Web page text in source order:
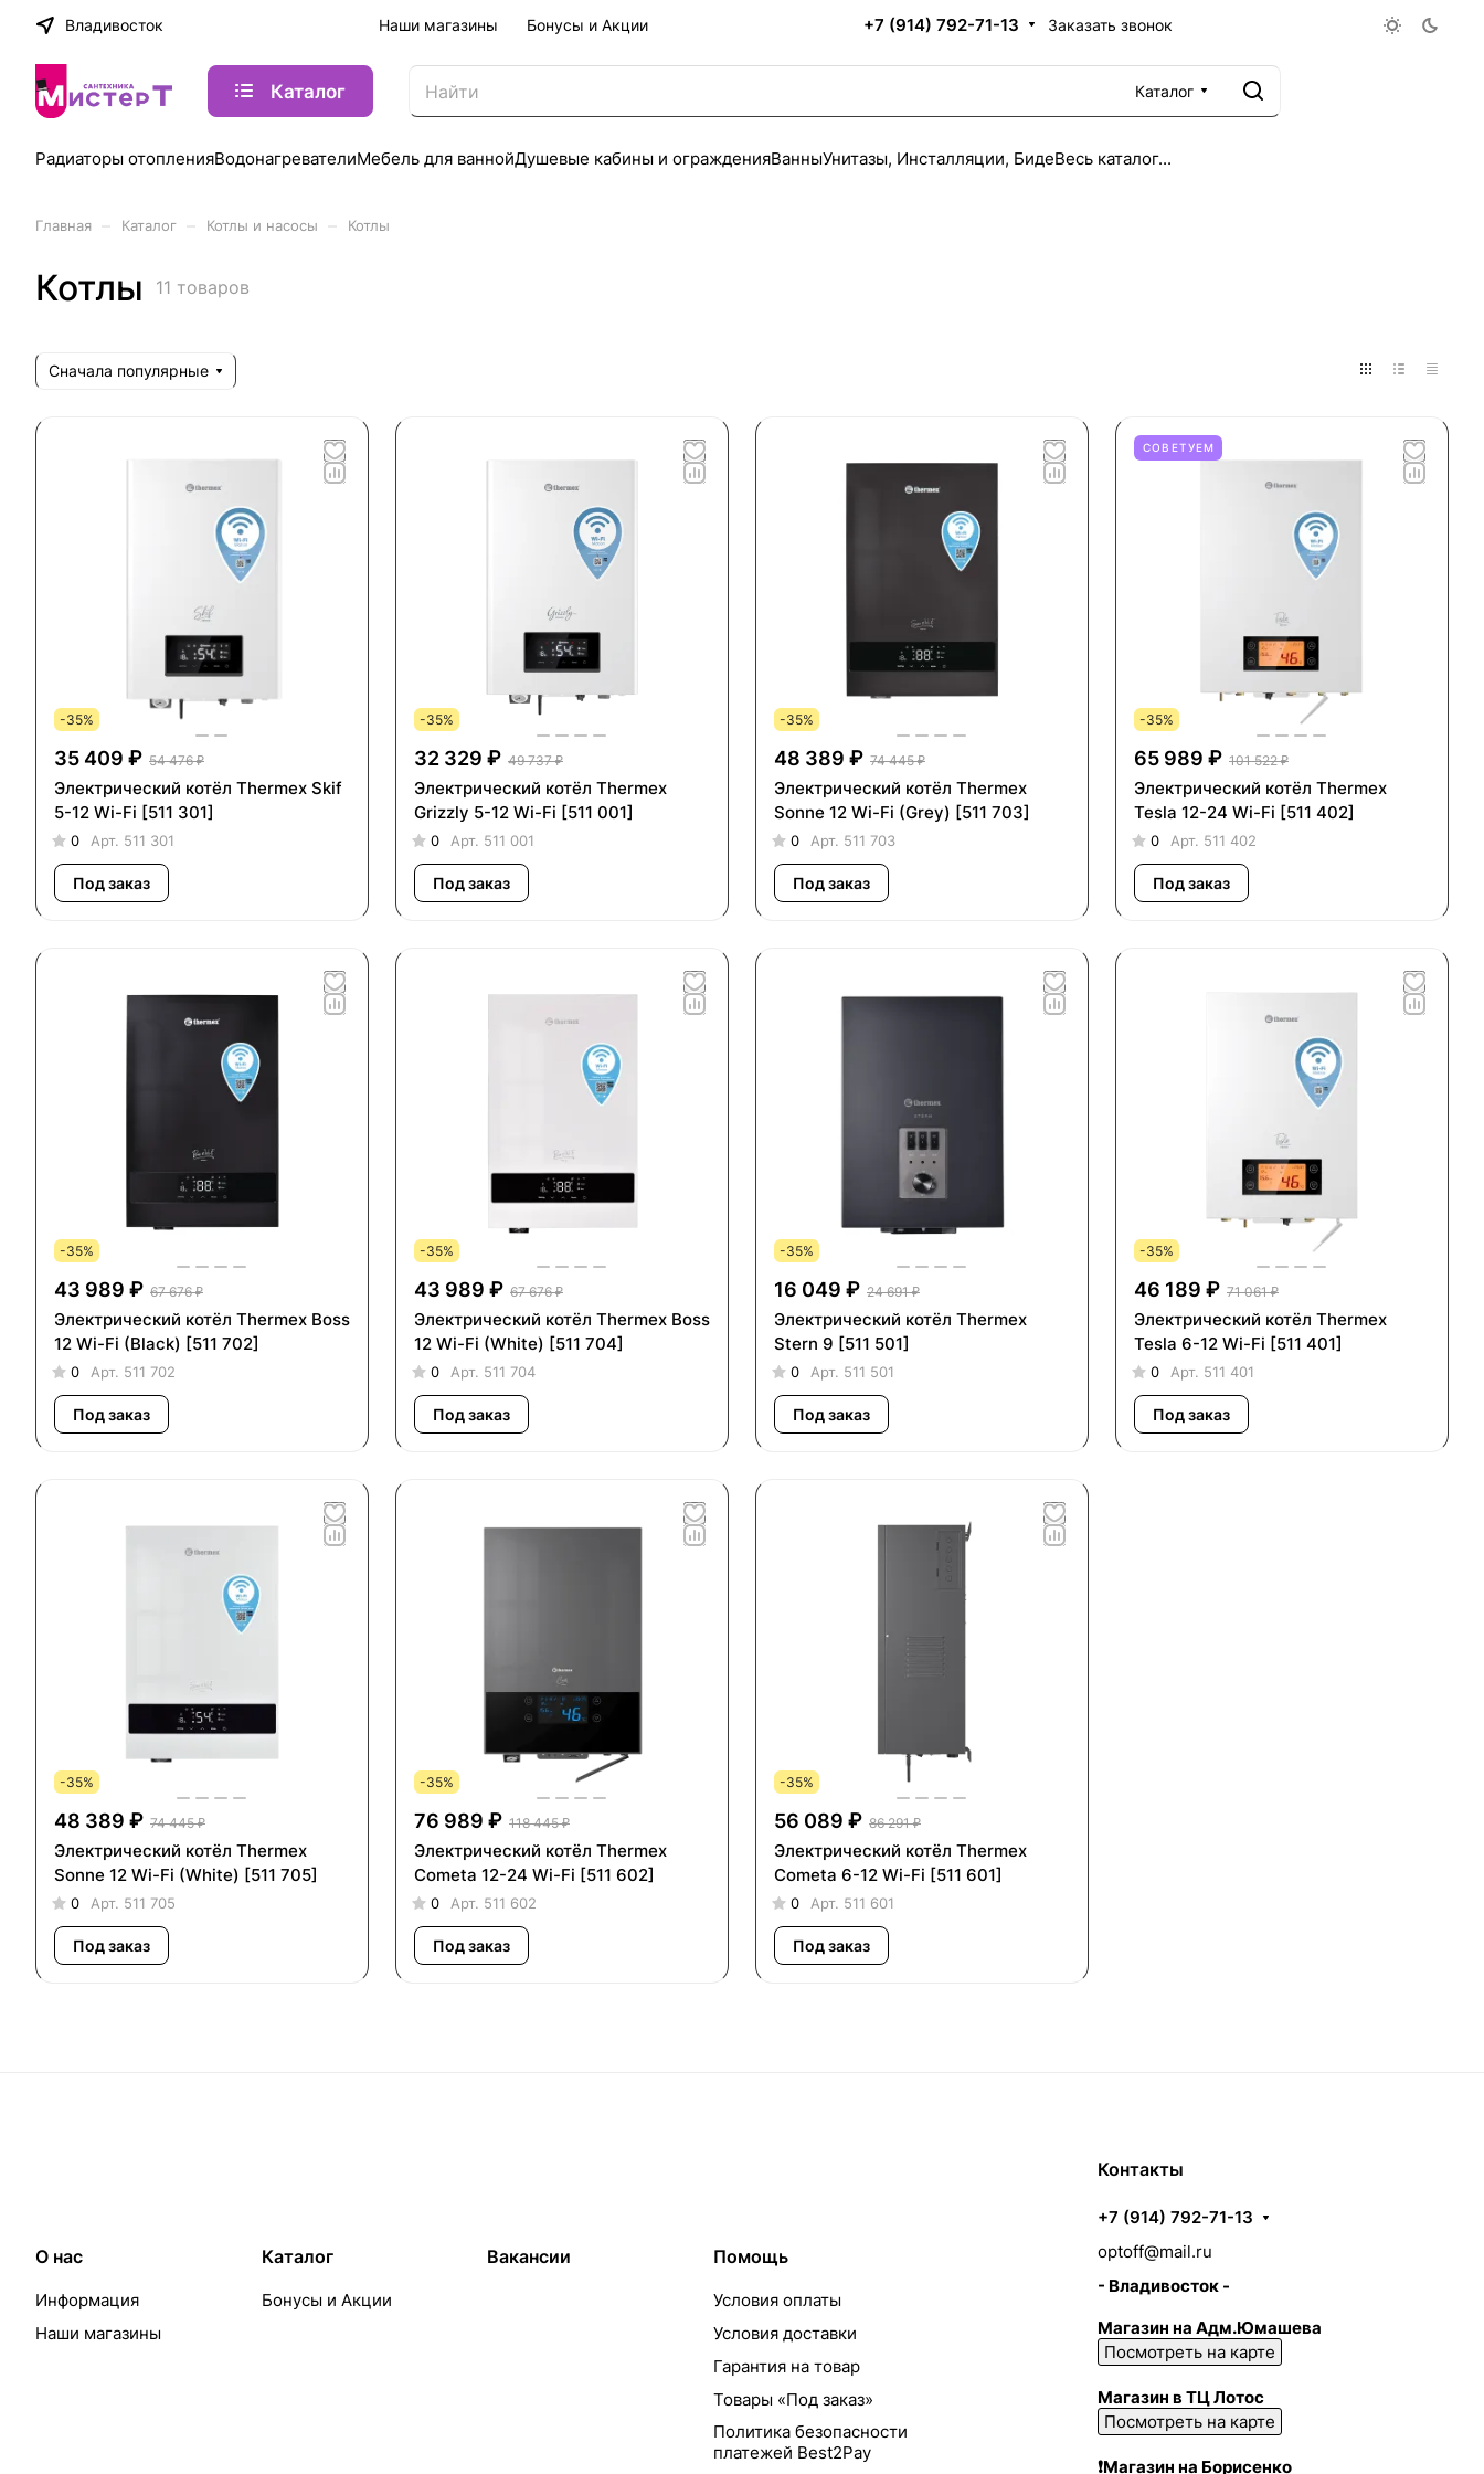
Владивосток Наши магазины Бонусы и Акции +7 (914) 792-71-13 Заказать звонок
Каталог Каталог
Радиаторы отопленияВодонагревателиМебель для ваннойДушевые кабины и огражденияВанныУнитазы, Инсталляции, БидеВесь каталог...
Главная Каталог Котлы и насосы Котлы
Котлы 11 товаров
Сначала популярные
-35%
35 409 ₽ 54 476 ₽
Электрический котёл Thermex Skif
5-12 Wi-Fi [511 301]
0 Арт. 511 301
Под заказ
-35%
32 329 ₽ 49 737 ₽
Электрический котёл Thermex
Grizzly 5-12 Wi-Fi [511 001]
0 Арт. 511 001
Под заказ
-35%
48 389 ₽ 74 445 ₽
Электрический котёл Thermex
Sonne 12 Wi-Fi (Grey) [511 703]
0 Арт. 511 703
Под заказ
СОВЕТУЕМ
-35%
65 989 ₽ 101 522 ₽
Электрический котёл Thermex
Tesla 12-24 Wi-Fi [511 402]
0 Арт. 511 402
Под заказ
-35%
43 989 ₽ 67 676 ₽
Электрический котёл Thermex Boss
12 Wi-Fi (Black) [511 702]
0 Арт. 511 702
Под заказ
-35%
43 989 ₽ 67 676 ₽
Электрический котёл Thermex Boss
12 Wi-Fi (White) [511 704]
0 Арт. 511 704
Под заказ
-35%
16 049 ₽ 24 691 ₽
Электрический котёл Thermex
Stern 9 [511 501]
0 Арт. 511 501
Под заказ
-35%
46 189 ₽ 71 061 ₽
Электрический котёл Thermex
Tesla 6-12 Wi-Fi [511 401]
0 Арт. 511 401
Под заказ
-35%
48 389 ₽ 74 445 ₽
Электрический котёл Thermex
Sonne 12 Wi-Fi (White) [511 705]
0 Арт. 511 705
Под заказ
-35%
76 989 ₽ 118 445 ₽
Электрический котёл Thermex
Cometa 12-24 Wi-Fi [511 602]
0 Арт. 511 602
Под заказ
-35%
56 089 ₽ 86 291 ₽
Электрический котёл Thermex
Cometa 6-12 Wi-Fi [511 601]
0 Арт. 511 601
Под заказ
О нас
Информация
Наши магазины
Каталог
Бонусы и Акции
Вакансии Помощь
Условия оплаты
Условия доставки
Гарантия на товар
Товары «Под заказ»
Политика безопасности
платежей Best2Pay
Контакты
+7 (914) 792-71-13
optoff@mail.ru
- Владивосток -
Магазин на Адм.Юмашева
Посмотреть на карте
Магазин в ТЦ Лотос
Посмотреть на карте
❗Магазин на Борисенко